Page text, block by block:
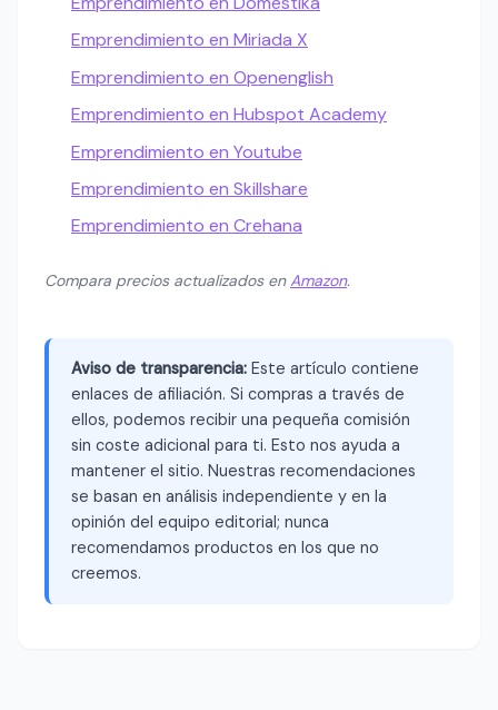
Emprendimiento en Miriada X
Emprendimiento en Openenglish
Emprendimiento en Hubspot Academy
Emprendimiento en Youtube
Emprendimiento en Skillshare
Emprendimiento en Crehana
Compara precios actualizados enAmazon.
Aviso de transparencia: Este artículo contiene
enlaces de afiliación. Si compras a través de
ellos, podemos recibir una pequeña comisión
sin coste adicional para ti. Esto nos ayuda a
mantener el sitio. Nuestras recomendaciones
se basan en análisis independiente y en la
opinión del equipo editorial; nunca
recomendamos productos en los que no
creemos.